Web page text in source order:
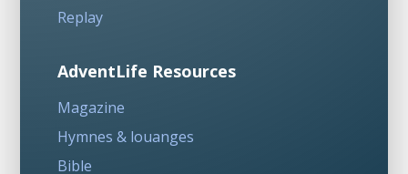
Replay
AdventLife Resources
Magazine
Hymnes & louanges
Bible